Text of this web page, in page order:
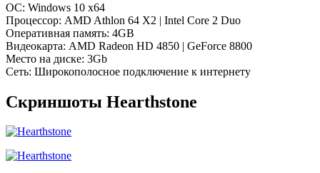
ОС: Windows 10 x64
Процессор: AMD Athlon 64 X2 | Intel Core 2 Duo
Оперативная память: 4GB
Видеокарта: AMD Radeon HD 4850 | GeForce 8800
Место на диске: 3Gb
Сеть: Широкополосное подключение к интернету
Скриншоты Hearthstone